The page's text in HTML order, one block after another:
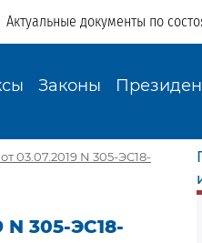
Актуальные документы по
Законы
03.07.2019 N 305-ЭС18-
305-ЭС18-